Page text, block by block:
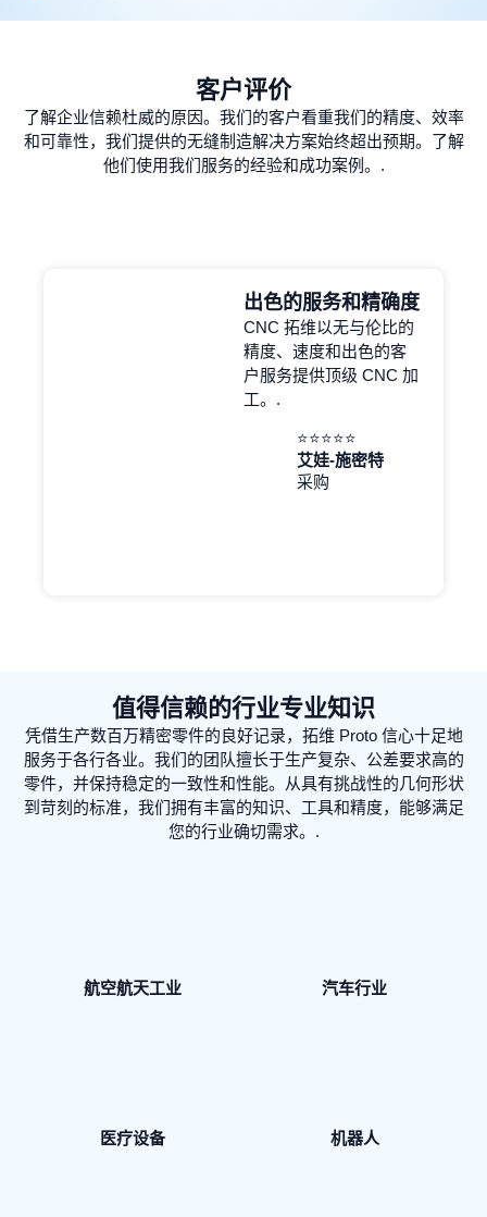
客户评价
了解企业信赖杜威的原因。我们的客户看重我们的精度、效率
和可靠性，我们提供的无缝制造解决方案始终超出预期。了解
他们使用我们服务的经验和成功案例。.
出色的服务和精确度
CNC 拓维以无与伦比的
精度、速度和出色的客
户服务提供顶级 CNC 加
工。.
⭐⭐⭐⭐⭐
艾娃-施密特
采购
值得信赖的行业专业知识
凭借生产数百万精密零件的良好记录，拓维 Proto 信心十足地
服务于各行各业。我们的团队擅长于生产复杂、公差要求高的
零件，并保持稳定的一致性和性能。从具有挑战性的几何形状
到苛刻的标准，我们拥有丰富的知识、工具和精度，能够满足
您的行业确切需求。.
航空航天工业 汽车行业
医疗设备 机器人